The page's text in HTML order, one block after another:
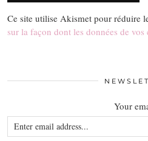
Ce site utilise Akismet pour réduire
sur la façon dont les données de
Your